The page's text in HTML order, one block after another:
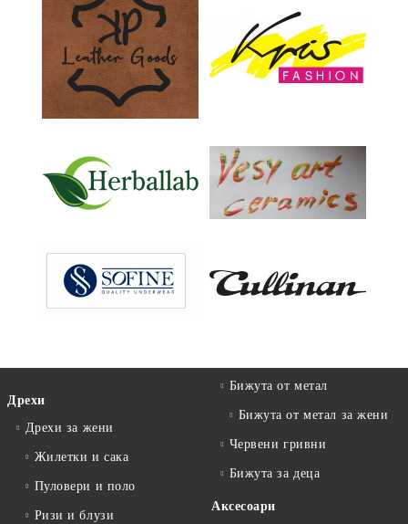
Дрехи
Дрехи за жени
Жилетки и сака
Пуловери и поло
Ризи и блузи
Бижута от метал
Бижута от метал за жени
Червени гривни
Бижута за деца
Аксесоари